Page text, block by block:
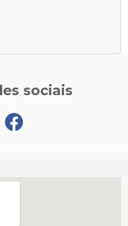
sociais